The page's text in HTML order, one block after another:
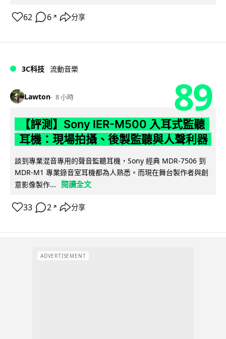
62 6 ↗ 分享
3C科技 流動音樂
Lawton 8 小時 89
【評測】Sony IER-M500 入耳式監聽
耳機：現場拍攝、後製監聽與人聲利器
談到專業混音專用的聲音監聽耳機，Sony 經典 MDR-7506 到
MDR-M1 專業錄音室耳機都為人熟悉。而現在舞台製作者與創
意影像製作...
閱讀全文
33 2 ↗ 分享
ADVERTISEMENT